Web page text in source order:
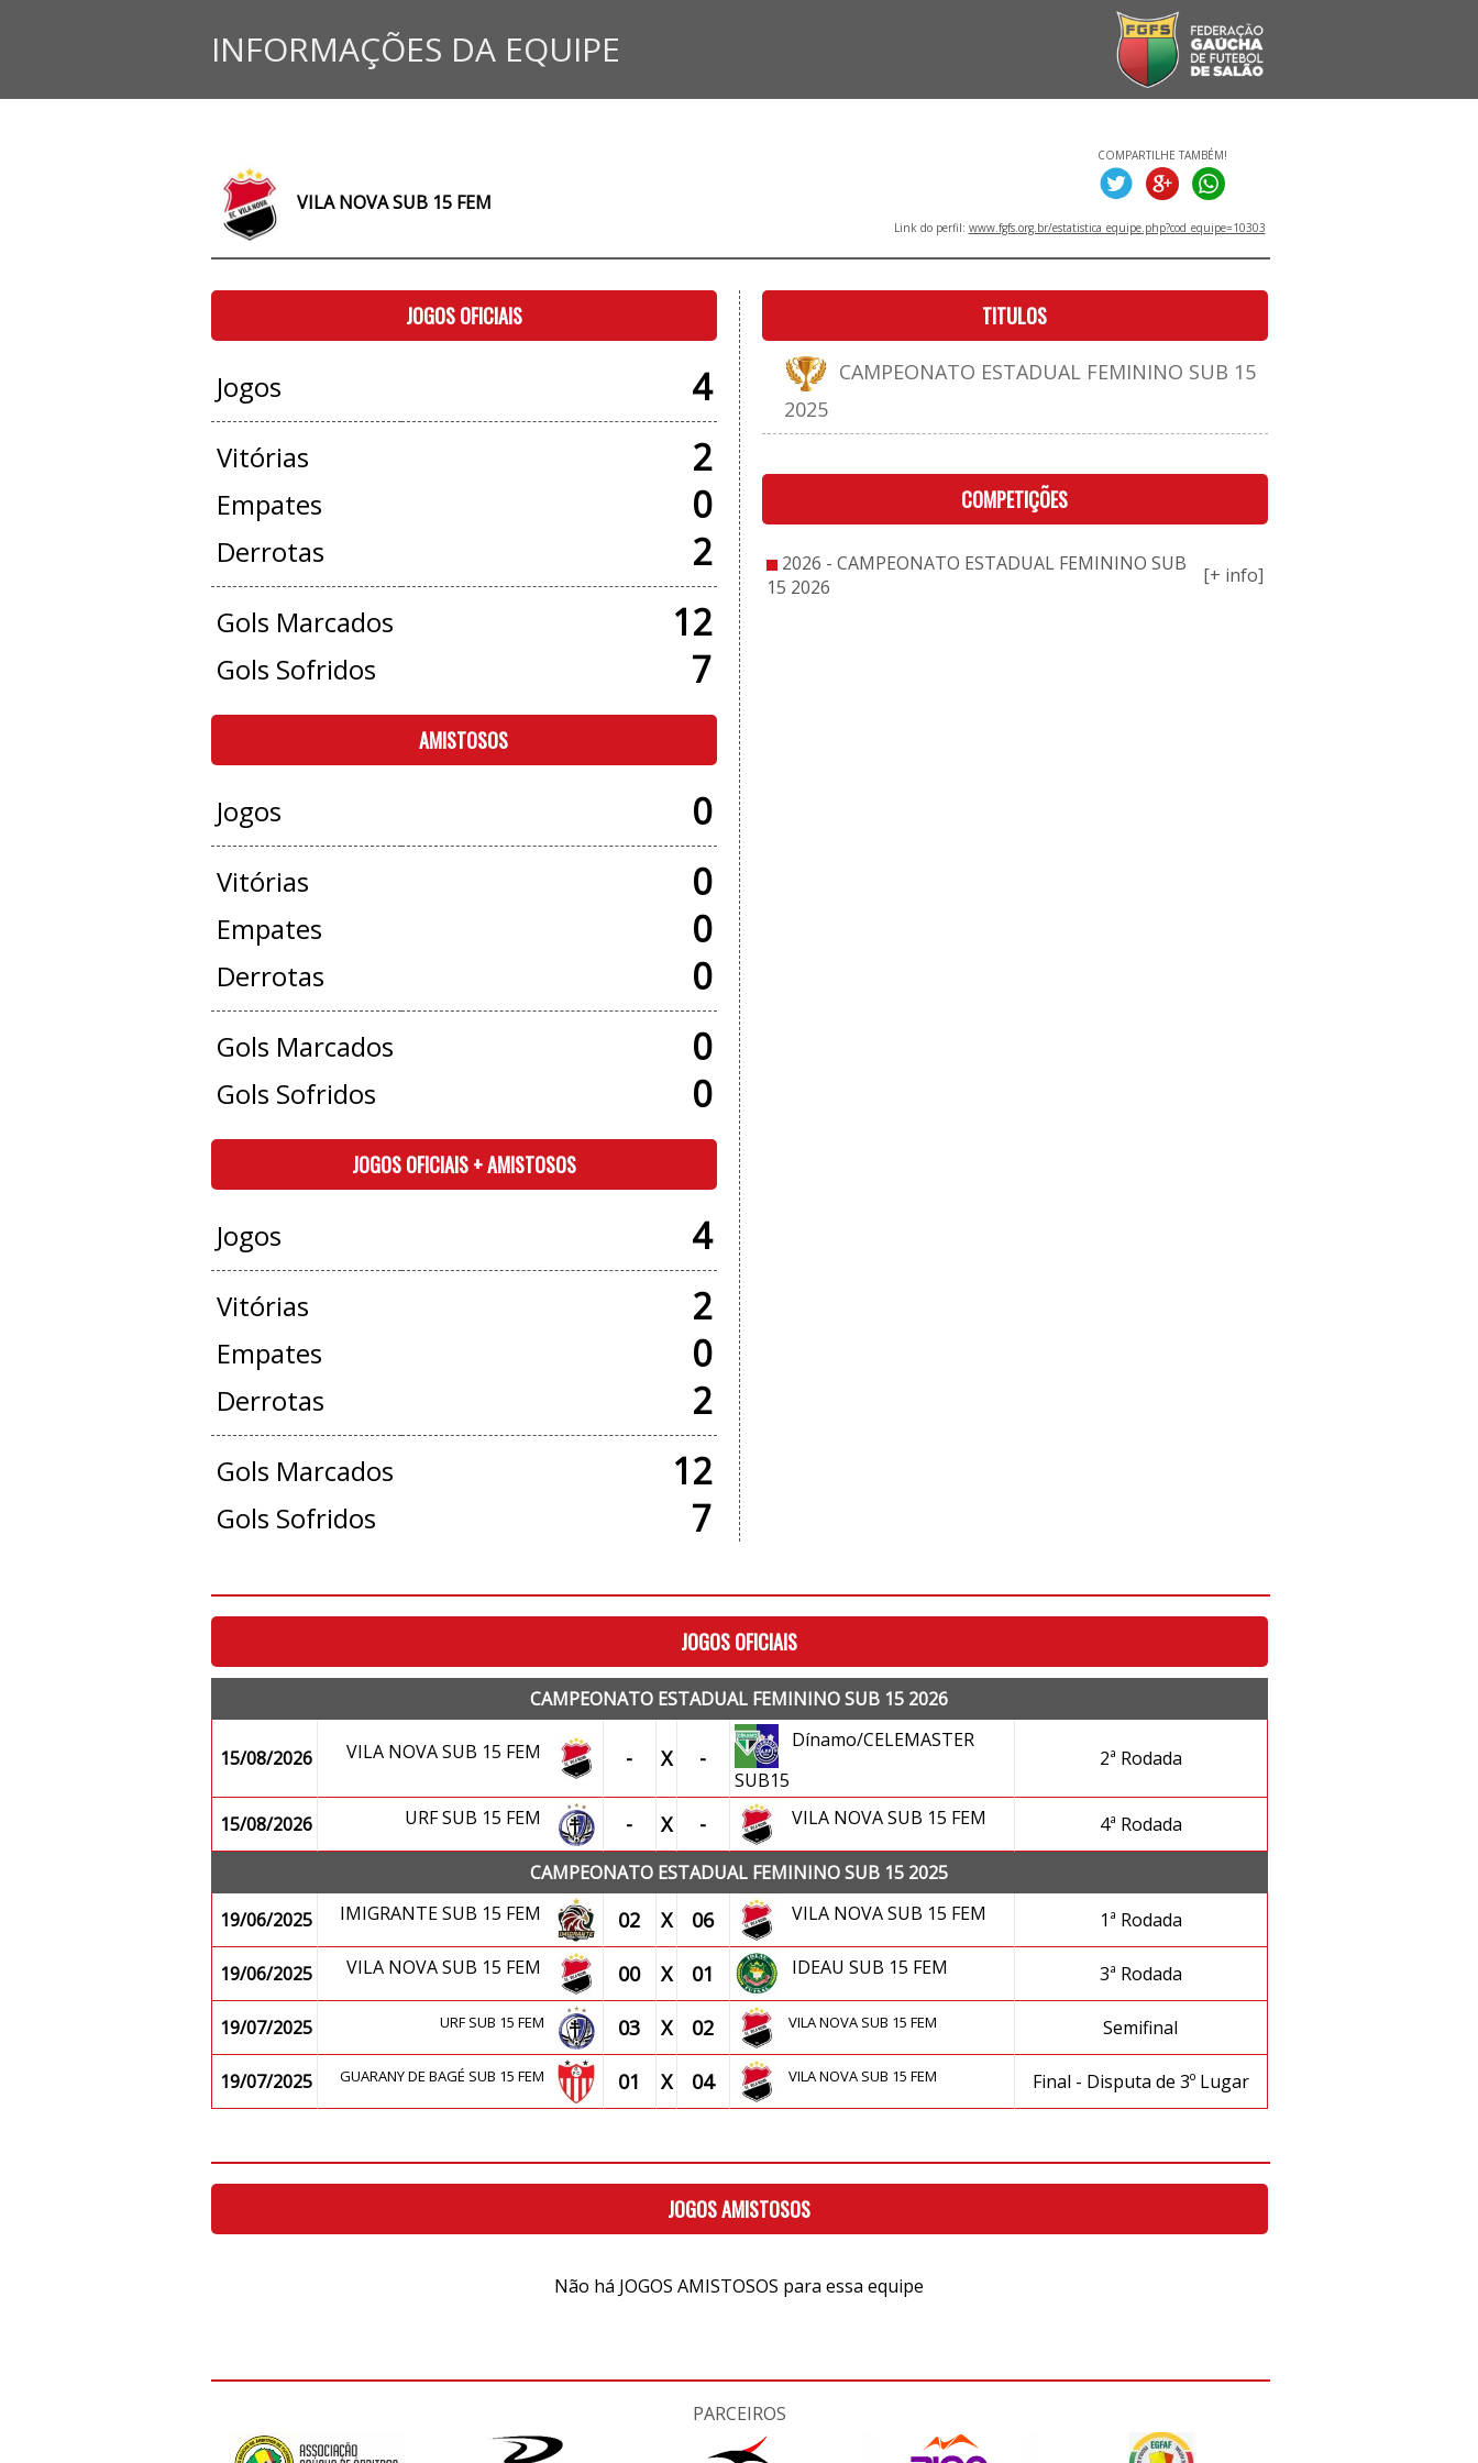
INFORMAÇÕES DA EQUIPE
VILA NOVA SUB 15 FEM
COMPARTILHE TAMBÉM!
Link do perfil: www.fgfs.org.br/estatistica_equipe.php?cod_equipe=10303
JOGOS OFICIAIS
Jogos 4
Vitórias 2
Empates 0
Derrotas 2
Gols Marcados 12
Gols Sofridos 7
AMISTOSOS
Jogos 0
Vitórias 0
Empates 0
Derrotas 0
Gols Marcados 0
Gols Sofridos 0
JOGOS OFICIAIS + AMISTOSOS
Jogos 4
Vitórias 2
Empates 0
Derrotas 2
Gols Marcados 12
Gols Sofridos 7
TITULOS
CAMPEONATO ESTADUAL FEMININO SUB 15
2025
COMPETIÇÕES
2026 - CAMPEONATO ESTADUAL FEMININO SUB
15 2026
[+ info]
JOGOS OFICIAIS
CAMPEONATO ESTADUAL FEMININO SUB 15 2026
15/08/2026 VILA NOVA SUB 15 FEM - X -
Dínamo/CELEMASTER
SUB15
2ª Rodada
15/08/2026 URF SUB 15 FEM - X - VILA NOVA SUB 15 FEM
4ª Rodada
CAMPEONATO ESTADUAL FEMININO SUB 15 2025
19/06/2025
IMIGRANTE SUB 15 FEM 02 X 06 VILA NOVA SUB 15 FEM 1ª Rodada
19/06/2025 VILA NOVA SUB 15 FEM 00 X 01 IDEAU SUB 15 FEM 3ª Rodada
19/07/2025 URF SUB 15 FEM 03 X 02 VILA NOVA SUB 15 FEM Semifinal
19/07/2025 GUARANY DE BAGÉ SUB 15 FEM 01 X 04 VILA NOVA SUB 15 FEM Final - Disputa de 3º Lugar
JOGOS AMISTOSOS
Não há JOGOS AMISTOSOS para essa equipe
PARCEIROS